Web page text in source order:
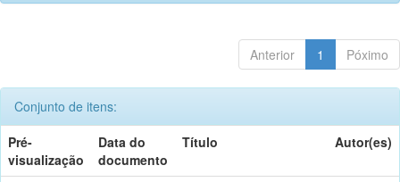
Anterior 1 Póximo
Conjunto de itens:
Pré-
visualização
Data do
documento
Título Autor(es)